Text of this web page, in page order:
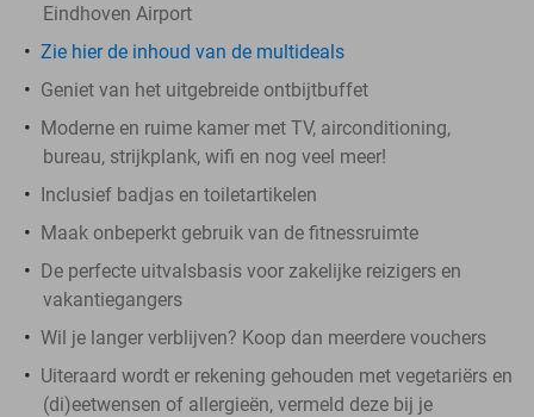
Eindhoven Airport
Zie hier de inhoud van de multideals
Geniet van het uitgebreide ontbijtbuffet
Moderne en ruime kamer met TV, airconditioning,
bureau, strijkplank, wifi en nog veel meer!
Inclusief badjas en toiletartikelen
Maak onbeperkt gebruik van de fitnessruimte
De perfecte uitvalsbasis voor zakelijke reizigers en
vakantiegangers
Wil je langer verblijven? Koop dan meerdere vouchers
Uiteraard wordt er rekening gehouden met vegetariërs en
(di)eetwensen of allergieën, vermeld deze bij je